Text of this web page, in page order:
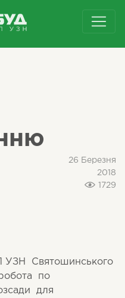
26 Березня
2018
1729
УЗН Святошинського
по
для